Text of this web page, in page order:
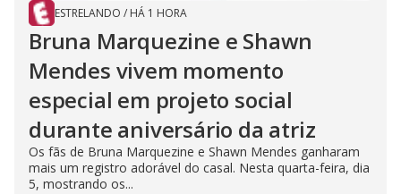
ESTRELANDO / HÁ 1 HORA
Bruna Marquezine e Shawn
Mendes vivem momento
especial em projeto social
durante aniversário da atriz
Os fãs de Bruna Marquezine e Shawn Mendes ganharam
mais um registro adorável do casal. Nesta quarta-feira, dia
5, mostrando os...